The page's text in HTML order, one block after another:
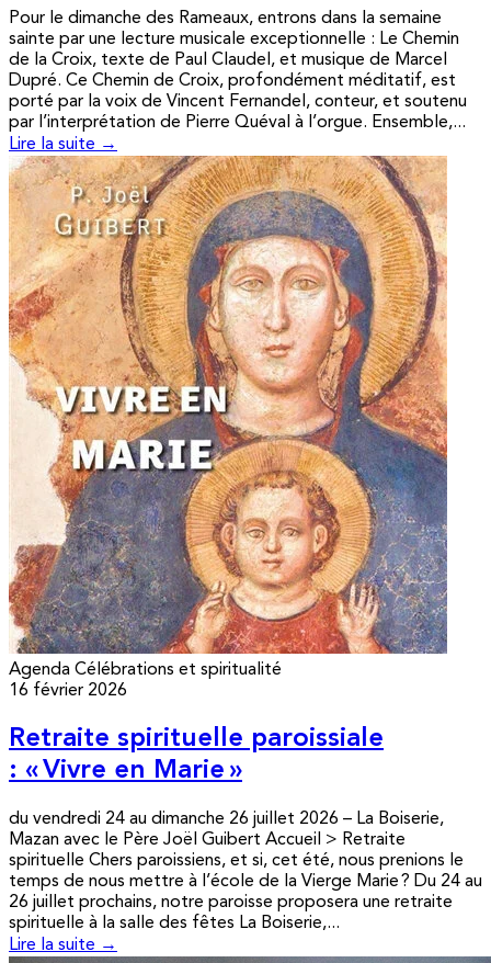
Pour le dimanche des Rameaux, entrons dans la semaine
sainte par une lecture musicale exceptionnelle : Le Chemin
de la Croix, texte de Paul Claudel, et musique de Marcel
Dupré. Ce Chemin de Croix, profondément méditatif, est
porté par la voix de Vincent Fernandel, conteur, et soutenu
par l’interprétation de Pierre Quéval à l’orgue. Ensemble,...
Lire la suite →
Agenda Célébrations et spiritualité
16 février 2026
Retraite spirituelle paroissiale
: « Vivre en Marie »
du vendredi 24 au dimanche 26 juillet 2026 – La Boiserie,
Mazan avec le Père Joël Guibert Accueil > Retraite
spirituelle Chers paroissiens, et si, cet été, nous prenions le
temps de nous mettre à l’école de la Vierge Marie ? Du 24 au
26 juillet prochains, notre paroisse proposera une retraite
spirituelle à la salle des fêtes La Boiserie,...
Lire la suite →